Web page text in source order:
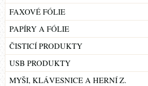
FAXOVÉ FÓLIE
PAPÍRY A FÓLIE
ČISTICÍ PRODUKTY
USB PRODUKTY
MYŠI, KLÁVESNICE A HERNÍ Z.